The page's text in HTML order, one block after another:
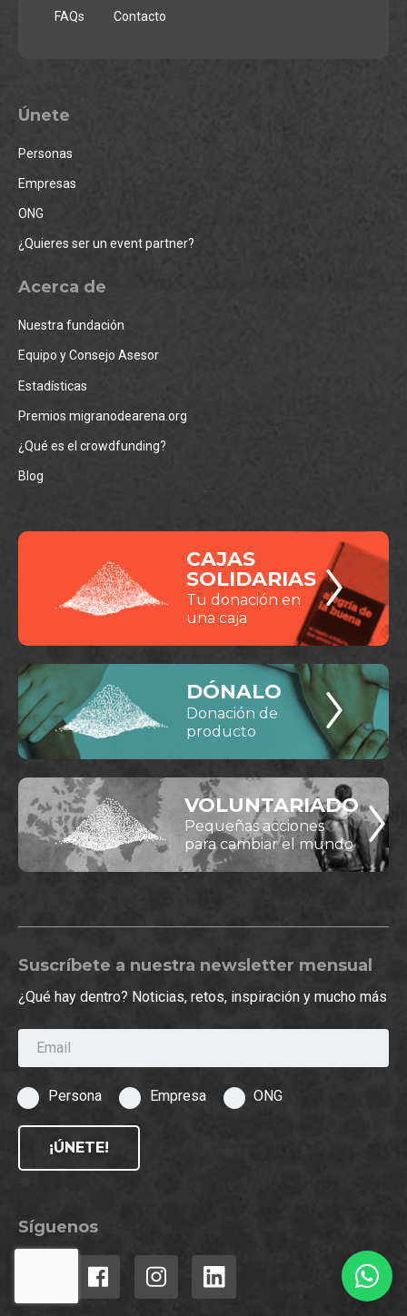
FAQs Contacto
Únete
Personas
Empresas
ONG
¿Quieres ser un event partner?
Acerca de
Nuestra fundación
Equipo y Consejo Asesor
Estadísticas
Premios migranodearena.org
¿Qué es el crowdfunding?
Blog
CAJAS
SOLIDARIAS
Tu donación en
una caja
DÓNALO
Donación de
producto
VOLUNTARIADO
Pequeñas acciones
para cambiar el mundo
Suscríbete a nuestra newsletter mensual
¿Qué hay dentro? Noticias, retos, inspiración y mucho más
Email
Persona Empresa ONG
¡ÚNETE!
Síguenos